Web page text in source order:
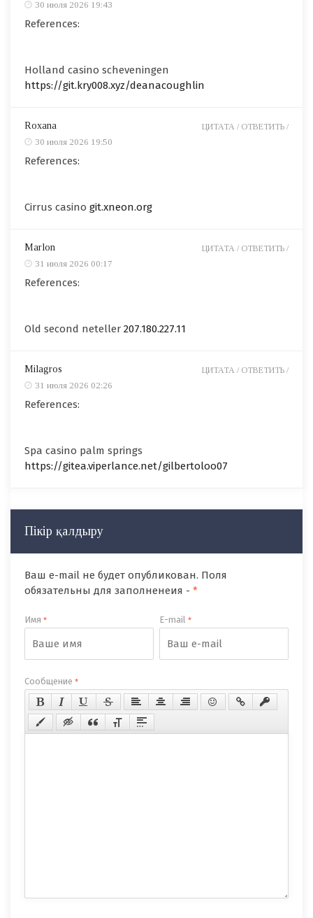
30 июля 2026 19:43
References:
Holland casino scheveningen
https://git.kry008.xyz/deanacoughlin
Roxana
30 июля 2026 19:50
References:
Cirrus casino git.xneon.org
ЦИТАТА / ОТВЕТИТЬ /
Marlon
31 июля 2026 00:17
References:
Old second neteller 207.180.227.11
ЦИТАТА / ОТВЕТИТЬ /
Milagros
31 июля 2026 02:26
References:
Spa casino palm springs
https://gitea.viperlance.net/gilbertoloo07
ЦИТАТА / ОТВЕТИТЬ /
Пікір қалдыру
Ваш e-mail не будет опубликован. Поля
обязательны для заполненеия - *
Имя * E-mail*
Сообщение *